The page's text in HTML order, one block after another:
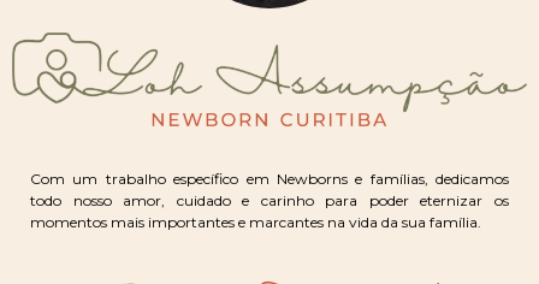
Com um trabalho específico em Newborns e famílias, dedicamos
todo nosso amor, cuidado e carinho para poder eternizar os
momentos mais importantes e marcantes na vida da sua família.